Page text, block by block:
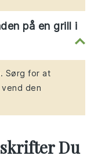
på en grill i
Sørg for at
den
Du